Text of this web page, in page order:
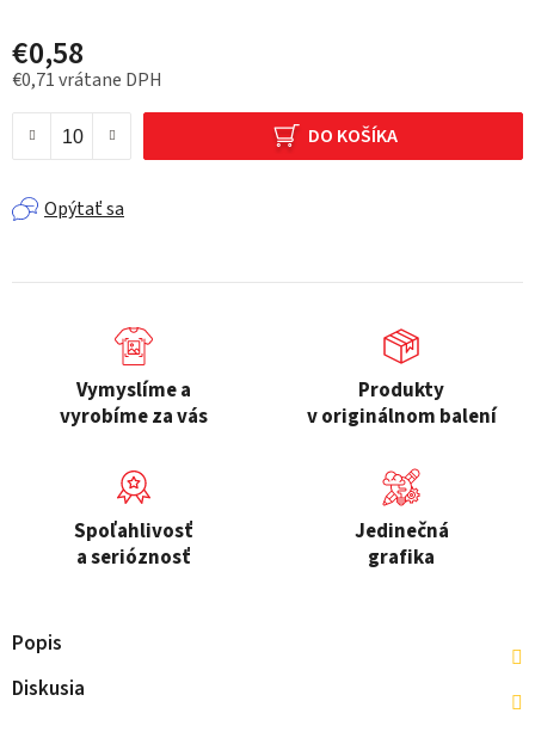
€0,58
€0,71 vrátane DPH
DO KOŠÍKA
Opýtať sa
Vymyslíme a
vyrobíme za vás
Produkty
v originálnom balení
Spoľahlivosť
a serióznosť
Jedinečná
grafika
Popis
Diskusia